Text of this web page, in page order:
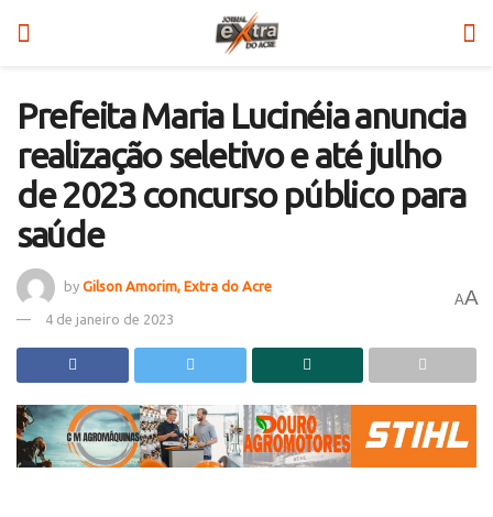
Prefeita Maria Lucinéia anuncia
realização seletivo e até julho
de 2023 concurso público para
saúde
by Gilson Amorim, Extra do Acre
4 de janeiro de 2023
AA